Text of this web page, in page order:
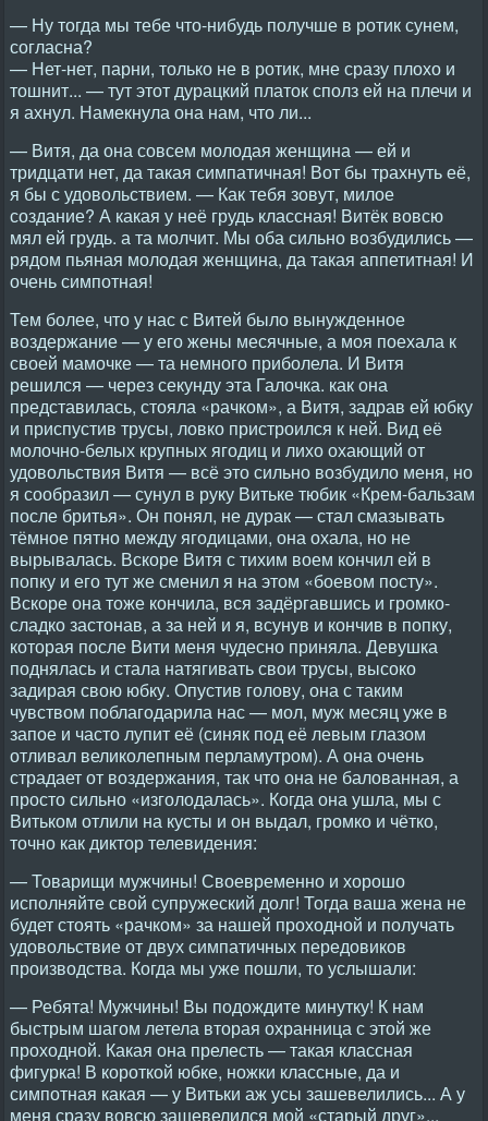
— Ну тогда мы тебе что-нибудь получше в ротик сунем,
согласна?
— Нет-нет, парни, только не в ротик, мне сразу плохо и
тошнит... — тут этот дурацкий платок сполз ей на плечи и
я ахнул. Намекнула она нам, что ли...
— Витя, да она совсем молодая женщина — ей и
тридцати нет, да такая симпатичная! Вот бы трахнуть её,
я бы с удовольствием. — Как тебя зовут, милое
создание? А какая у неё грудь классная! Витёк вовсю
мял ей грудь. а та молчит. Мы оба сильно возбудились —
рядом пьяная молодая женщина, да такая аппетитная! И
очень симпотная!
Тем более, что у нас с Витей было вынужденное
воздержание — у его жены месячные, а моя поехала к
своей мамочке — та немного приболела. И Витя
решился — через секунду эта Галочка. как она
представилась, стояла «рачком», а Витя, задрав ей юбку
и приспустив трусы, ловко пристроился к ней. Вид её
молочно-белых крупных ягодиц и лихо охающий от
удовольствия Витя — всё это сильно возбудило меня, но
я сообразил — сунул в руку Витьке тюбик «Крем-бальзам
после бритья». Он понял, не дурак — стал смазывать
тёмное пятно между ягодицами, она охала, но не
вырывалась. Вскоре Витя с тихим воем кончил ей в
попку и его тут же сменил я на этом «боевом посту».
Вскоре она тоже кончила, вся задёргавшись и громко-
сладко застонав, а за ней и я, всунув и кончив в попку,
которая после Вити меня чудесно приняла. Девушка
поднялась и стала натягивать свои трусы, высоко
задирая свою юбку. Опустив голову, она с таким
чувством поблагодарила нас — мол, муж месяц уже в
запое и часто лупит её (синяк под её левым глазом
отливал великолепным перламутром). А она очень
страдает от воздержания, так что она не балованная, а
просто сильно «изголодалась». Когда она ушла, мы с
Витьком отлили на кусты и он выдал, громко и чётко,
точно как диктор телевидения:
— Товарищи мужчины! Своевременно и хорошо
исполняйте свой супружеский долг! Тогда ваша жена не
будет стоять «рачком» за нашей проходной и получать
удовольствие от двух симпатичных передовиков
производства. Когда мы уже пошли, то услышали:
— Ребята! Мужчины! Вы подождите минутку! К нам
быстрым шагом летела вторая охранница с этой же
проходной. Какая она прелесть — такая классная
фигурка! В короткой юбке, ножки классные, да и
симпотная какая — у Витьки аж усы зашевелились... А у
меня сразу вовсю зашевелился мой «старый друг»...